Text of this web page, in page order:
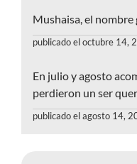
Mushaisa, el
publicado el octubre 14,
En julio y agosto
perdieron un ser
publicado el agosto 14,